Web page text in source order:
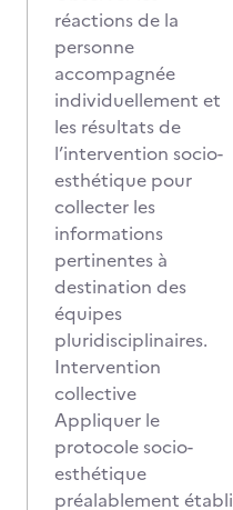
réactions de la
personne
accompagnée
individuellement et
les résultats de
l’intervention socio-
esthétique pour
collecter les
informations
pertinentes à
destination des
équipes
pluridisciplinaires.
Intervention
collective
Appliquer le
protocole socio-
esthétique
préalablement établi